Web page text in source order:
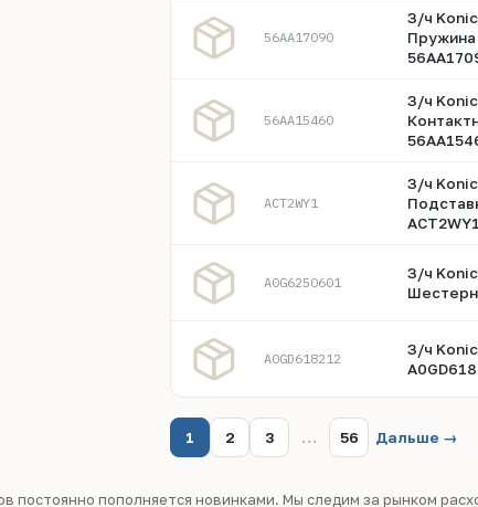
56AA17090
З/ч
Пружина
56AA15460
З/ч
ACT2WY1
З/ч
ACT2WY1
A0G6250601
З/ч
A0GD618212
З/ч
1 2 3 … 56 Дальше →
постоянно пополняется новинками. Мы следим за рынком